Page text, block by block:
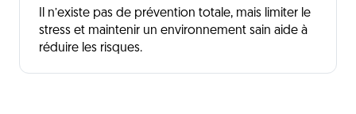
Il n’existe pas de prévention totale, mais limiter le
stress et maintenir un environnement sain aide à
réduire les risques.